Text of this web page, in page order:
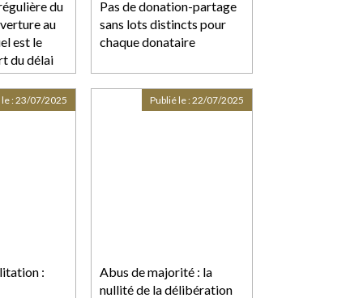
du
au
est le
du délai
des
Pas de donation-partage
sans lots distincts pour
chaque donataire
:
:23/07/2025
Abus de majorité : la
nullité de la délibération
Publié le :22/07/2025